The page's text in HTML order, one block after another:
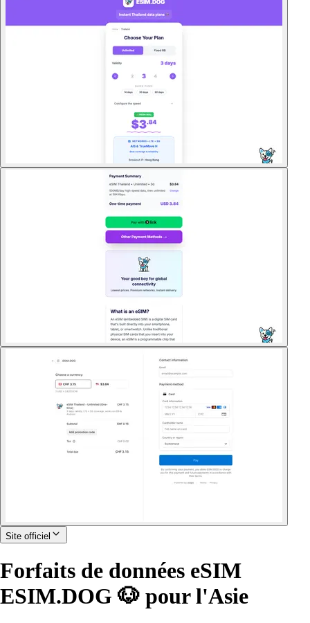
Site officiel
Forfaits de données eSIM
ESIM.DOG 🐶 pour l'Asie